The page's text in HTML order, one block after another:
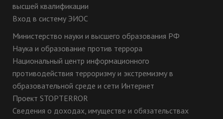
высшей квалификации
Вход в систему ЭИОС
Министерство науки и высшего образования РФ
Наука и образование против террора
Национальный центр информационного
противодействия терроризму и экстремизму в
образовательной среде и сети Интернет
Проект STOPTERROR
Сведения о доходах, имуществе и обязательствах